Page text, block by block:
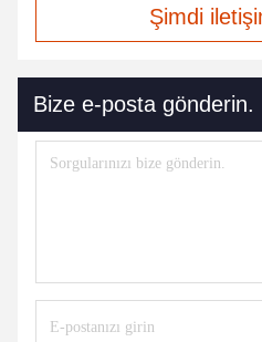
Şimdi
Bize e-posta gönderin.